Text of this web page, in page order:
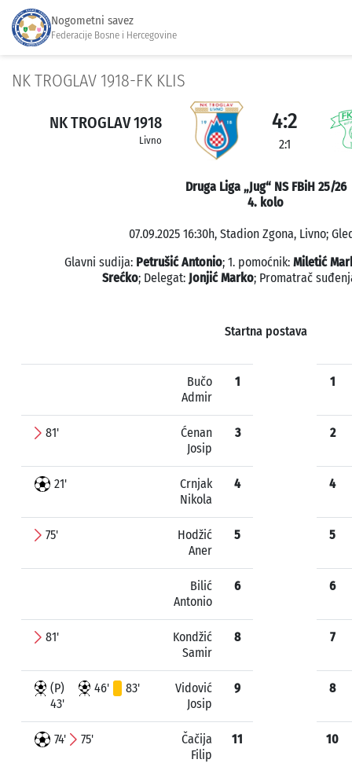
Nogometni savez
Federacije Bosne i Hercegovine
NK TROGLAV 1918-FK KLIS
NK TROGLAV 1918
Livno
4:2
2:1
Druga Liga „Jug“ NS FBiH 25/26
4. kolo
07.09.2025 16:30h, Stadion Zgona, Livno;
Glavni sudija: Petrušić Antonio; 1. pomoćnik: Miletić
Srećko; Delegat: Jonjić Marko; Promatrač
Startna postava
Bučo
Admir
1
81'
Ćenan
Josip
3
21'
Crnjak
Nikola
4
75'
Hodžić
Aner
5
Bilić
Antonio
6
81'
Kondžić
Samir
8
(P)
43'
46' 83'
Vidović
Josip
9
74' 75'
Čačija
Filip
11
1
2
4
5
6
7
8
10